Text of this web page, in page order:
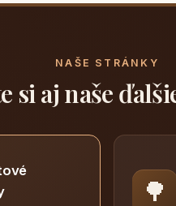
NAŠE STRÁNKY
si aj naše
🌳